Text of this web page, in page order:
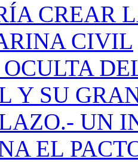
CREAR
CIVIL
Y SU
UN
EL